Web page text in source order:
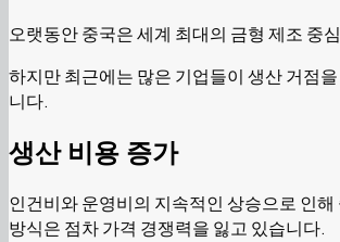
오랫동안 중국은 세계 최대의 금형 제조 중
하지만 최근에는 많은 기업들이 생산 거점
니다.
생산 비용 증가
인건비와 운영비의 지속적인 상승으로 인
방식은 점차 가격 경쟁력을 잃고 있습니다.